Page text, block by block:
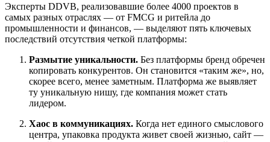
Эксперты DDVB, реализовавшие более 4000 проектов в
самых разных отраслях — от FMCG и ритейла до
промышленности и финансов, — выделяют пять ключевых
последствий отсутствия четкой платформы:
Размытие уникальности. Без платформы бренд обречен
копировать конкурентов. Он становится «таким же», но,
скорее всего, менее заметным. Платформа же выявляет
ту уникальную нишу, где компания может стать
лидером.
Хаос в коммуникациях. Когда нет единого смыслового
центра, упаковка продукта живет своей жизнью, сайт —